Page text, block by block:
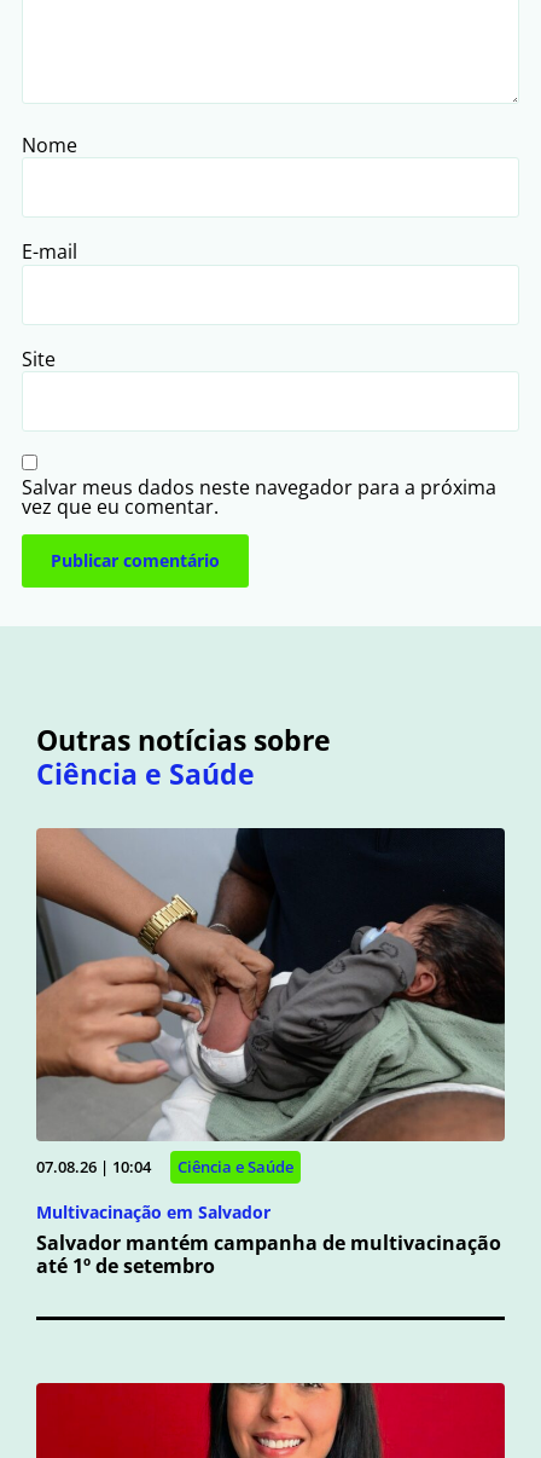
Nome
E-mail
Site
Salvar meus dados neste navegador para a próxima
vez que eu comentar.
Outras notícias sobre
Ciência e Saúde
07.08.26 | 10:04 Ciência e Saúde
Multivacinação em Salvador
Salvador mantém campanha de multivacinação
até 1º de setembro